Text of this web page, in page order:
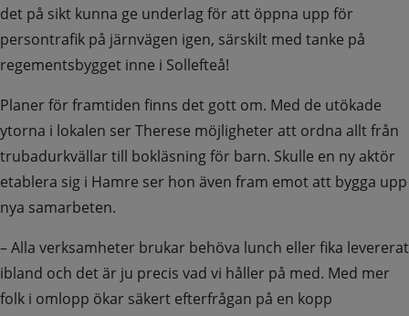
det på sikt kunna ge underlag för att öppna upp för
persontrafik på järnvägen igen, särskilt med tanke på
regementsbygget inne i Sollefteå!
Planer för framtiden finns det gott om. Med de utökade
ytorna i lokalen ser Therese möjligheter att ordna allt från
trubadurkvällar till bokläsning för barn. Skulle en ny aktör
etablera sig i Hamre ser hon även fram emot att bygga upp
nya samarbeten.
– Alla verksamheter brukar behöva lunch eller fika levererat
ibland och det är ju precis vad vi håller på med. Med mer
folk i omlopp ökar säkert efterfrågan på en kopp